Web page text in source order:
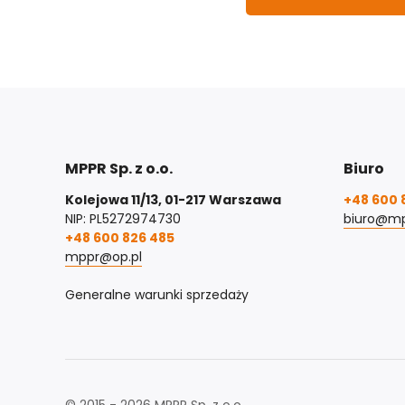
MPPR Sp. z o.o.
Kolejowa 11/13, 01-217 Warszawa
NIP: PL5272974730
+48 600 826 485
mppr@op.pl
Generalne warunki sprzedaży
Biuro
+48 600